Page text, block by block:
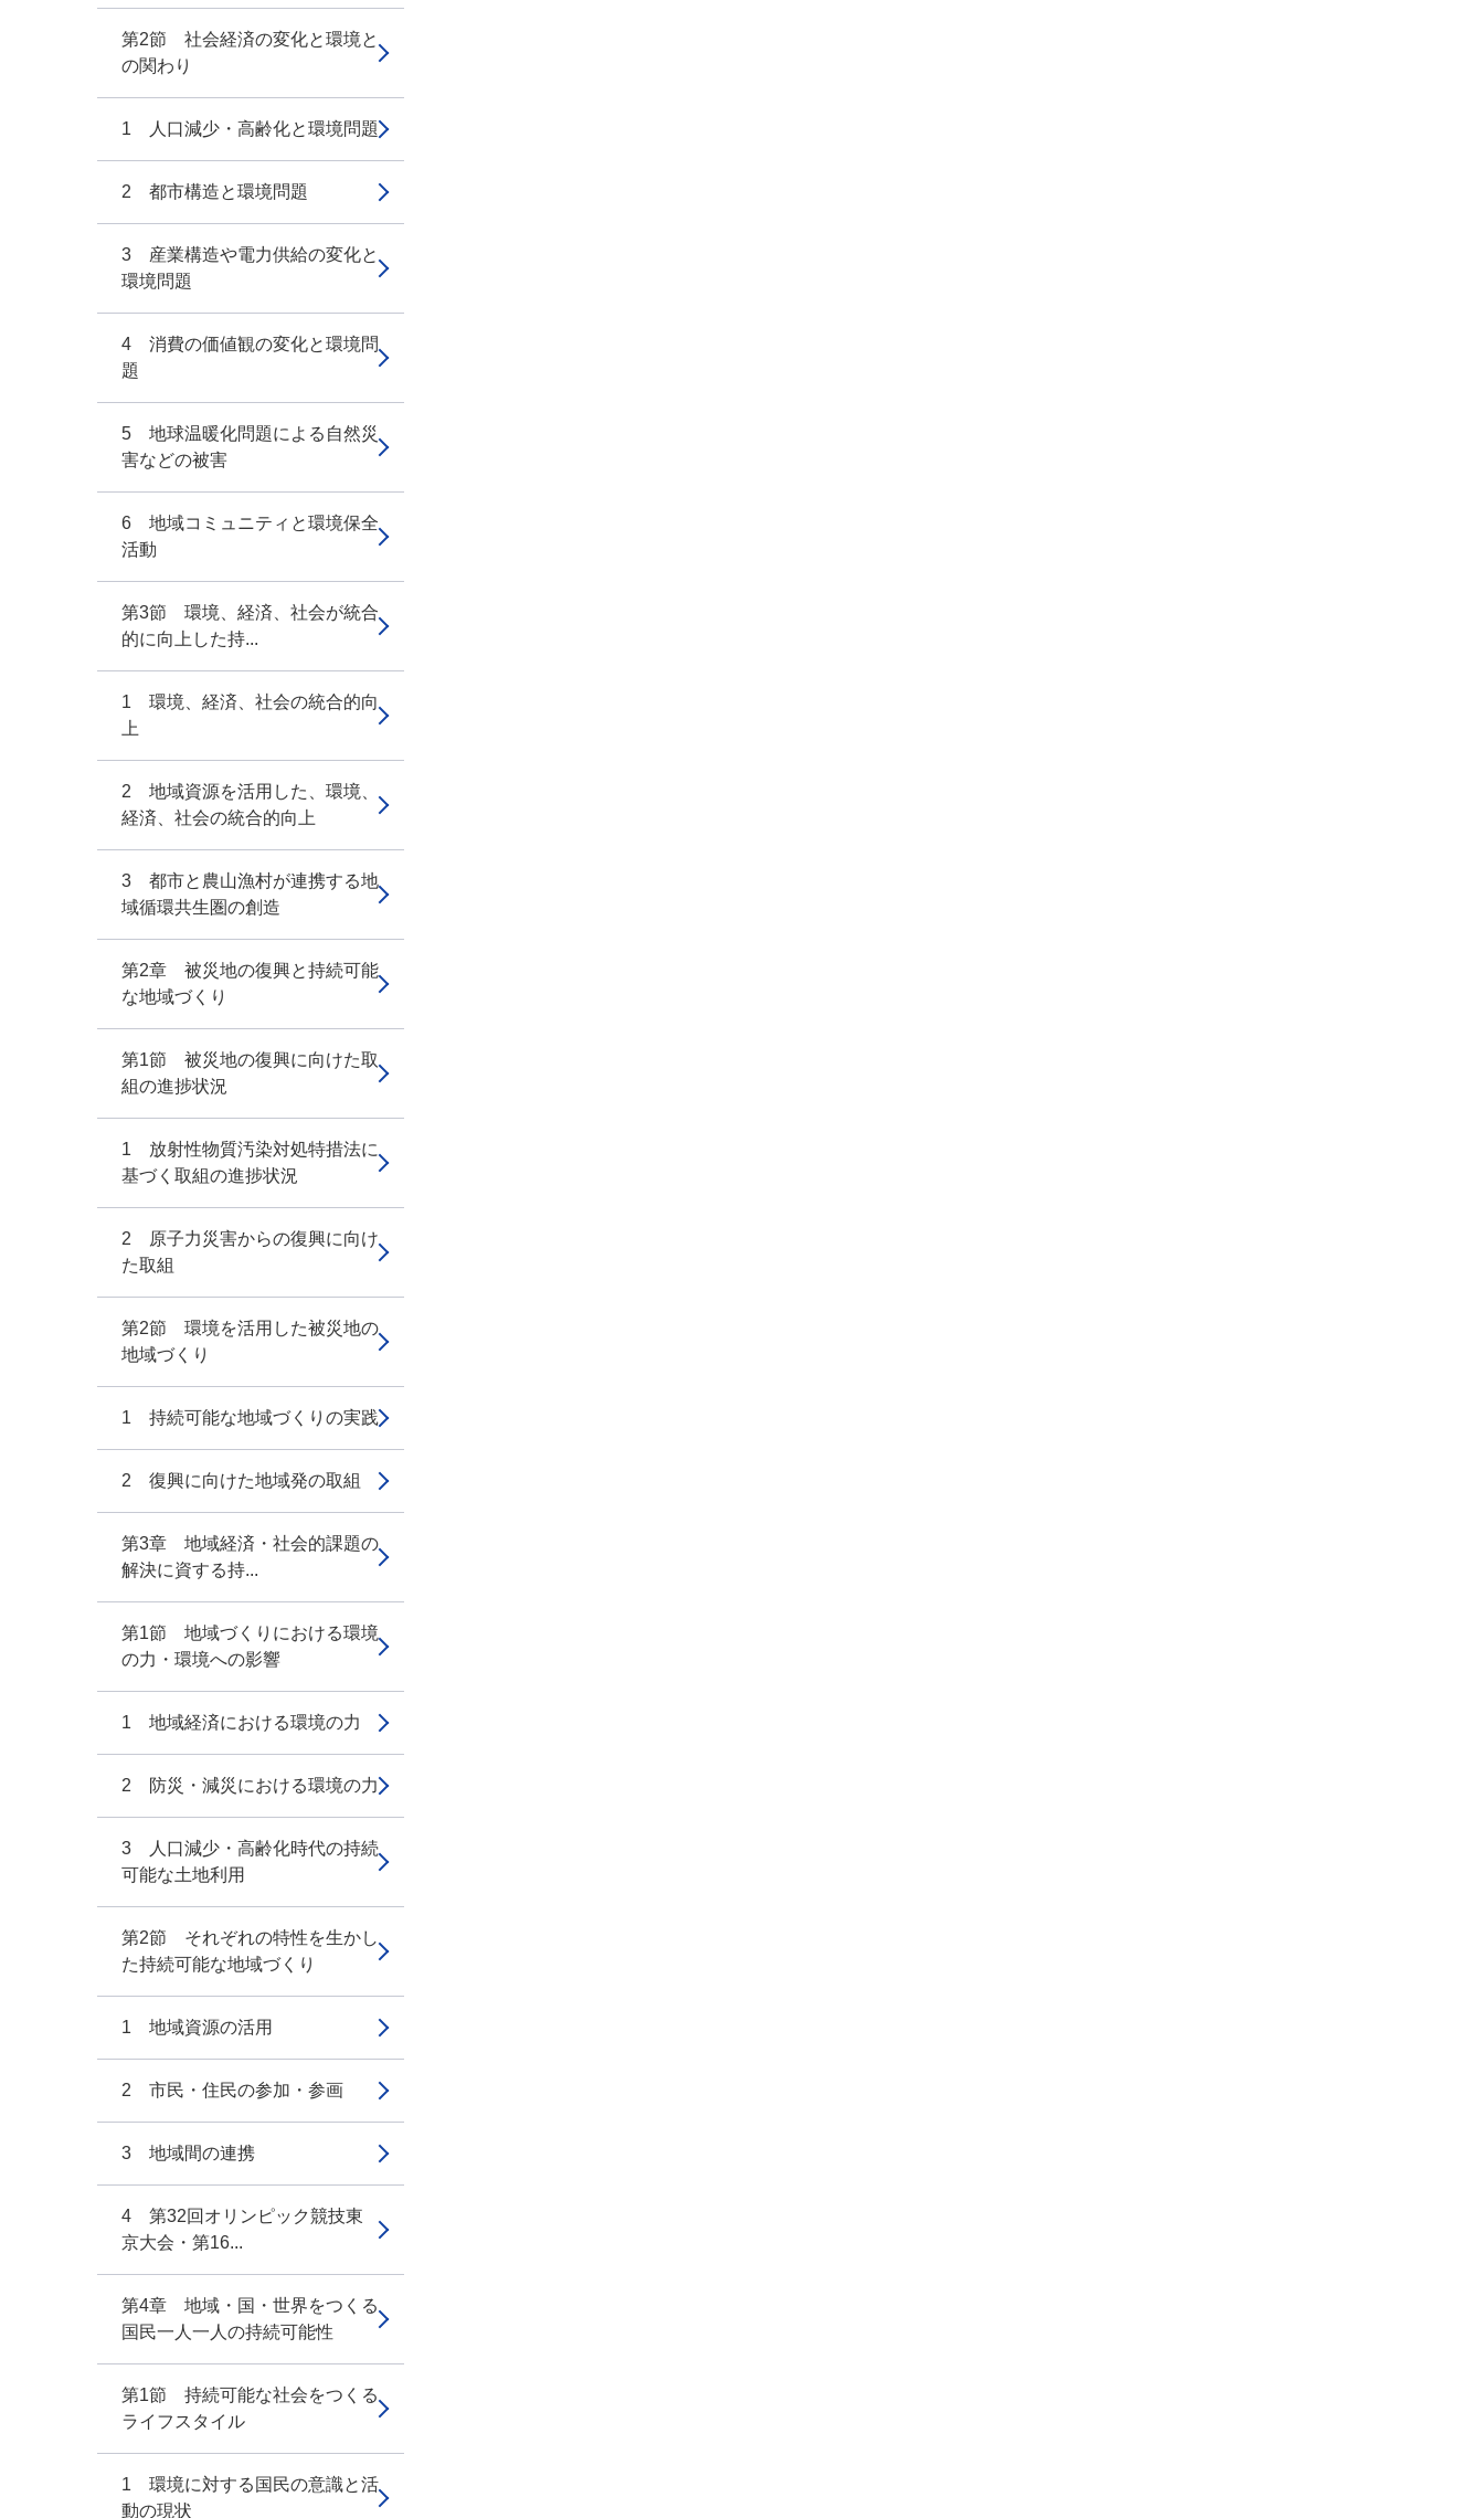
第2節 社会経済の変化と環境と
の関わり
1 人口減少・高齢化と環境問題
2 都市構造と環境問題
3 産業構造や電力供給の変化と
環境問題
4 消費の価値観の変化と環境問
題
5 地球温暖化問題による自然災
害などの被害
6 地域コミュニティと環境保全
活動
第3節 環境、経済、社会が統合
的に向上した持...
1 環境、経済、社会の統合的向
上
2 地域資源を活用した、環境、
経済、社会の統合的向上
3 都市と農山漁村が連携する地
域循環共生圏の創造
第2章 被災地の復興と持続可能
な地域づくり
第1節 被災地の復興に向けた取
組の進捗状況
1 放射性物質汚染対処特措法に
基づく取組の進捗状況
2 原子力災害からの復興に向け
た取組
第2節 環境を活用した被災地の
地域づくり
1 持続可能な地域づくりの実践
2 復興に向けた地域発の取組
第3章 地域経済・社会的課題の
解決に資する持...
第1節 地域づくりにおける環境
の力・環境への影響
1 地域経済における環境の力
2 防災・減災における環境の力
3 人口減少・高齢化時代の持続
可能な土地利用
第2節 それぞれの特性を生かし
た持続可能な地域づくり
1 地域資源の活用
2 市民・住民の参加・参画
3 地域間の連携
4 第32回オリンピック競技東
京大会・第16...
第4章 地域・国・世界をつくる
国民一人一人の持続可能性
第1節 持続可能な社会をつくる
ライフスタイル
1 環境に対する国民の意識と活
動の現状